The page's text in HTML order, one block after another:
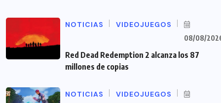
NOTICIAS VIDEOJUEGOS
08/08/
Red Dead Redemption 2 alcanza los 87
millones de copias
NOTICIAS VIDEOJUEGOS